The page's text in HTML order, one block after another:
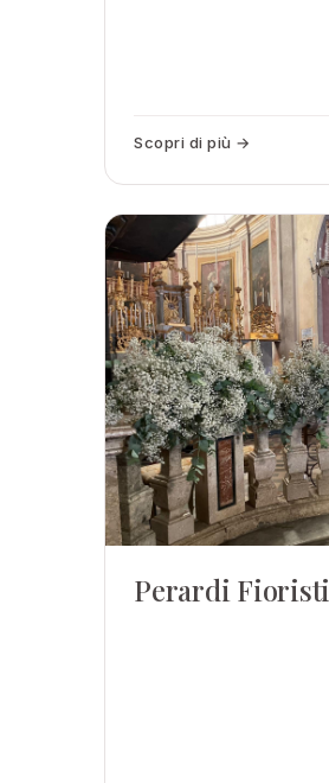
Scopri di più →
Perardi Fioristi